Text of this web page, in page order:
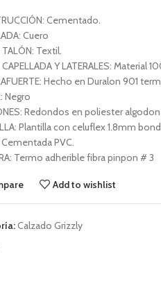
Cementado.
Cuero
TALÓN: Textil.
CAPELLADA Y LATERALES: Material
Hecho en Duralon 901
Negro
Redondos en poliester algodon
Plantilla con celuflex 1.8mm
Cementada PVC.
Termo adherible fibra pinpon # 3
Add to wishlist
Calzado Grizzly